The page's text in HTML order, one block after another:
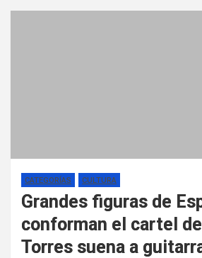
CATEGORÍAS CULTURA
Grandes figuras de
conforman el cartel
Torres suena a